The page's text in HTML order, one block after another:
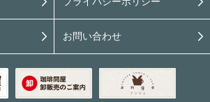
お問い合わせ